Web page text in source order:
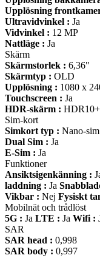
Upplösning
Ultravidvinkel : Ja
Vidvinkel : 12 MP
Nattläge : Ja
Skärm
Skärmstorlek : 6,36"
Skärmtyp : OLD
Upplösning : 1080 x
Touchscreen : Ja
HDR-skärm : HDR10+
Sim-kort
Simkort typ : Nano-sim
Dual Sim : Ja
E-Sim : Ja
Funktioner
Ansiktsigenkänning :
laddning : Ja
Vikbar : Nej Fysiskt
Mobilnät och trådlöst
5G : Ja LTE : Ja Wifi :
SAR
SAR head : 0,998
SAR body : 0,997